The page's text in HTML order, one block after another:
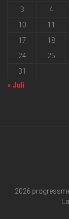
3
4
10
11
17
18
24
25
31
« Juli
2026